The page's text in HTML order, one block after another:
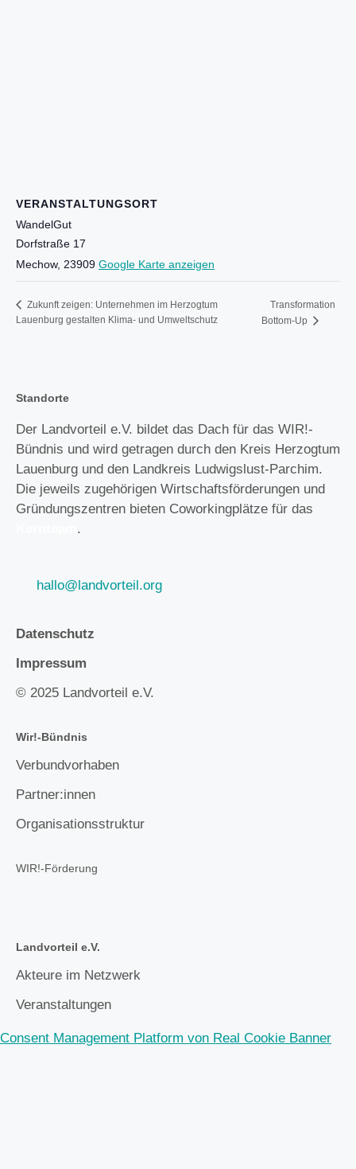
VERANSTALTUNGSORT
WandelGut
Dorfstraße 17
Mechow, 23909 Google Karte anzeigen
Zukunft zeigen: Unternehmen im Herzogtum
Lauenburg gestalten Klima- und Umweltschutz
Transformation
Bottom-Up
Standorte
Der Landvorteil e.V. bildet das Dach für das WIR!-
Bündnis und wird getragen durch den Kreis Herzogtum
Lauenburg und den Landkreis Ludwigslust-Parchim.
Die jeweils zugehörigen Wirtschaftsförderungen und
Gründungszentren bieten Coworkingplätze für das
.
hallo@landvorteil.org
Datenschutz
Impressum
© 2025 Landvorteil e.V.
Wir!-Bündnis
Verbundvorhaben
Partner:innen
Organisationsstruktur
WIR!-Förderung
Landvorteil e.V.
Akteure im Netzwerk
Veranstaltungen
Consent Management Platform von Real Cookie Banner